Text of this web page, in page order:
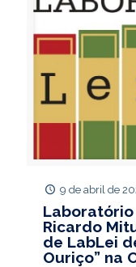
9 de abril de
Laboratório
Ricardo
de LabLei
Ouriço” na